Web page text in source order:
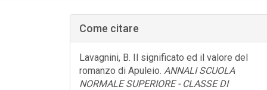
laterale
dell'articolo
Come citare
Lavagnini, B. Il significato ed il valore del
romanzo di Apuleio. ANNALI SCUOLA
NORMALE SUPERIORE - CLASSE DI